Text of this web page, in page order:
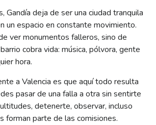
Gandía deja de ser una ciudad tranquila
un espacio en constante movimiento.
ver monumentos falleros, sino de
cobra vida: música, pólvora, gente
hora.
a Valencia es que aquí todo resulta
pasar de una falla a otra sin sentirte
detenerte, observar, incluso
forman parte de las comisiones.